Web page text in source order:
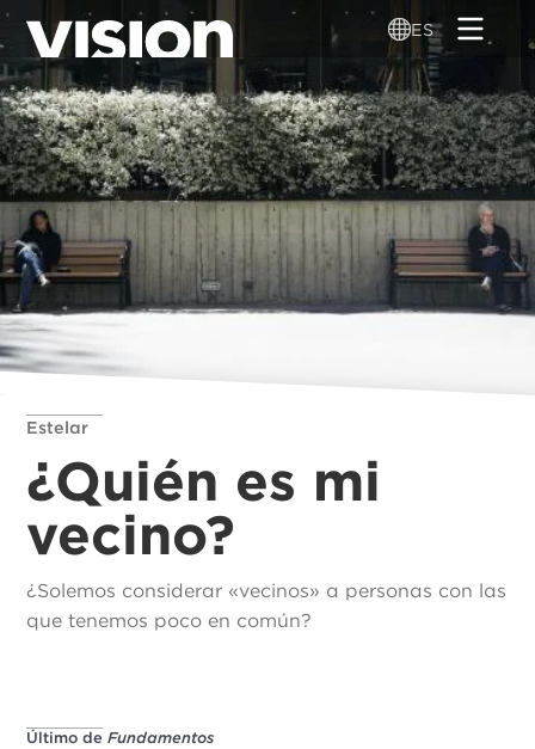
Pasar
al
contenido
principal
ES
Estelar
¿Quién es mi
vecino?
¿Solemos considerar «vecinos» a personas con las
que tenemos poco en común?
Último deFundamentos